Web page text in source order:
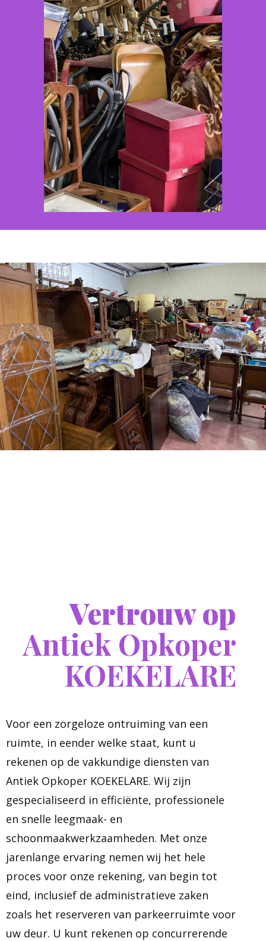
Vertrouw op
Antiek Opkoper
KOEKELARE
Voor een zorgeloze ontruiming van een
ruimte, in eender welke staat, kunt u
rekenen op de vakkundige diensten van
Antiek Opkoper KOEKELARE. Wij zijn
gespecialiseerd in efficiënte, professionele
en snelle leegmaak- en
schoonmaakwerkzaamheden. Met onze
jarenlange ervaring nemen wij het hele
proces voor onze rekening, van begin tot
eind, inclusief de administratieve zaken
zoals het reserveren van parkeerruimte voor
uw deur. U kunt rekenen op concurrerende